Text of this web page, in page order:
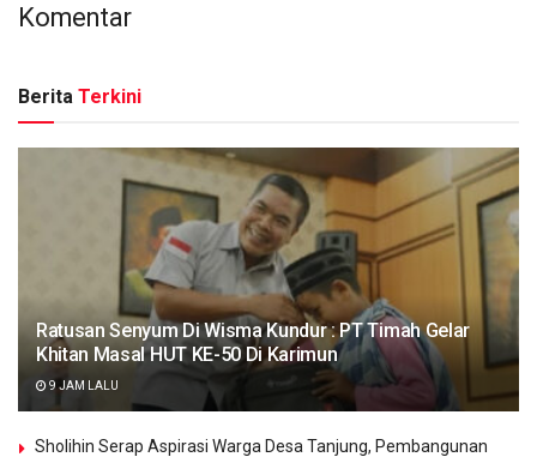
Komentar
Berita Terkini
Ratusan Senyum Di Wisma Kundur : PT Timah Gelar
Khitan Masal HUT KE-50 Di Karimun
9 JAM LALU
Sholihin Serap Aspirasi Warga Desa Tanjung, Pembangunan